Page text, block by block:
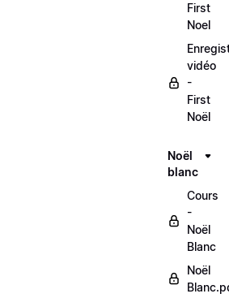
First
Noel
vidéo
-
First
Noël
Noël
blanc
Cours
-
Noël
Blanc
Noël